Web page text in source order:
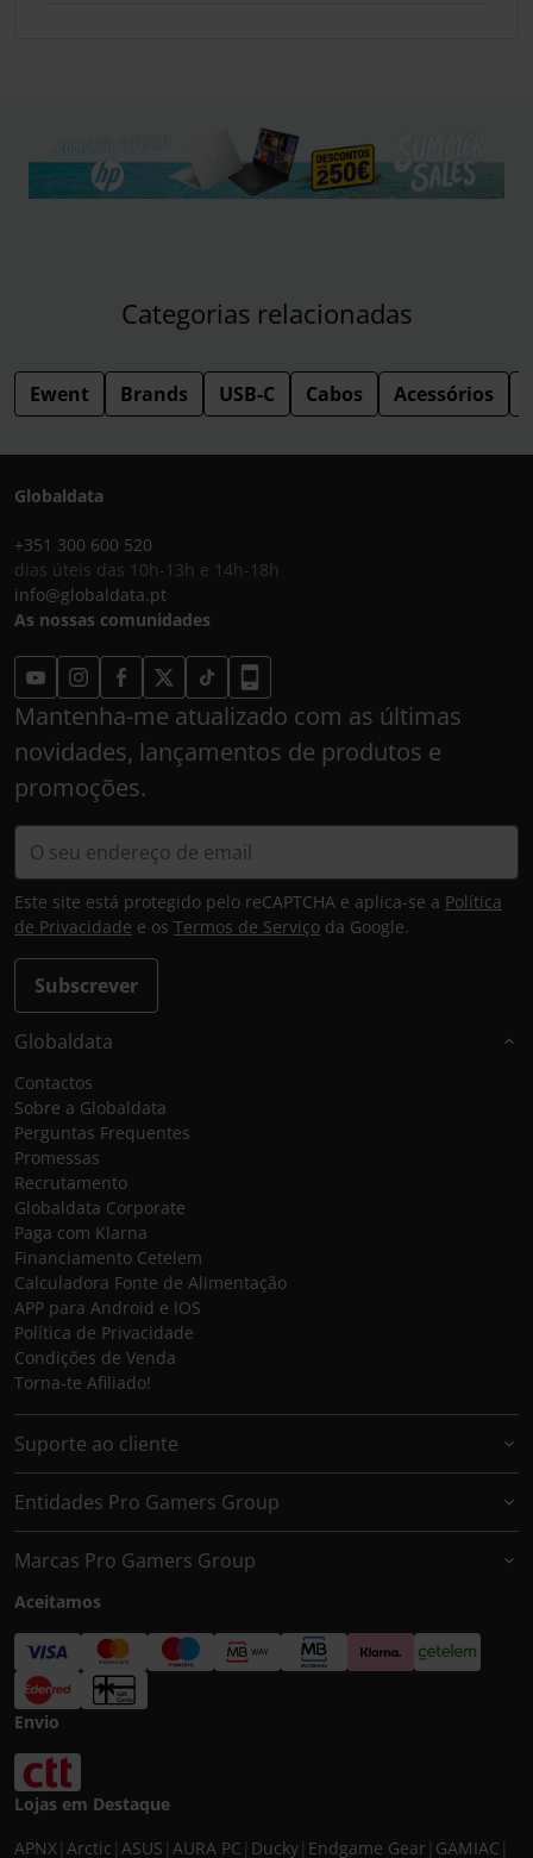
Categorias relacionadas
Ewent Brands USB-C Cabos Acessórios
Globaldata
+351 300 600 520
dias úteis das 10h-13h e 14h-18h
info@globaldata.pt
As nossas comunidades
Mantenha-me atualizado com as últimas
novidades, lançamentos de produtos e
promoções.
Subscrever
Este site está protegido pelo reCAPTCHA e aplica-se a Política
de Privacidade e os Termos de Serviço da Google.
Globaldata
Contactos
Sobre a Globaldata
Perguntas Frequentes
Promessas
Recrutamento
Globaldata Corporate
Paga com Klarna
Financiamento Cetelem
Calculadora Fonte de Alimentação
APP para Android e IOS
Política de Privacidade
Condições de Venda
Torna-te Afiliado!
Suporte ao cliente
Entidades Pro Gamers Group
Marcas Pro Gamers Group
Aceitamos
Envio
Lojas em Destaque
APNX Arctic ASUS AURA PC Ducky Endgame Gear GAMIAC